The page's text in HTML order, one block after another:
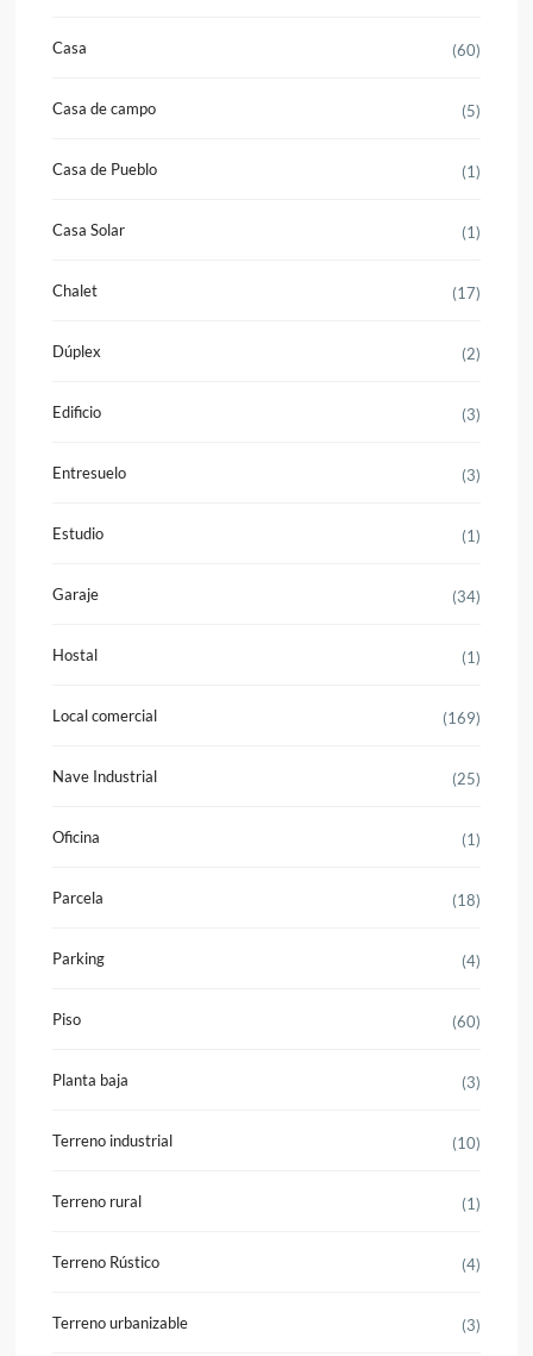
Casa (60)
Casa de campo (5)
Casa de Pueblo (1)
Casa Solar (1)
Chalet (17)
Dúplex (2)
Edificio (3)
Entresuelo (3)
Estudio (1)
Garaje (34)
Hostal (1)
Local comercial (169)
Nave Industrial (25)
Oficina (1)
Parcela (18)
Parking (4)
Piso (60)
Planta baja (3)
Terreno industrial (10)
Terreno rural (1)
Terreno Rústico (4)
Terreno urbanizable (3)